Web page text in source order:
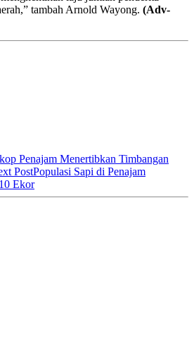
tambah Arnold Wayong. (Adv-
Penajam Menertibkan Timbangan
PostPopulasi Sapi di Penajam
Ekor